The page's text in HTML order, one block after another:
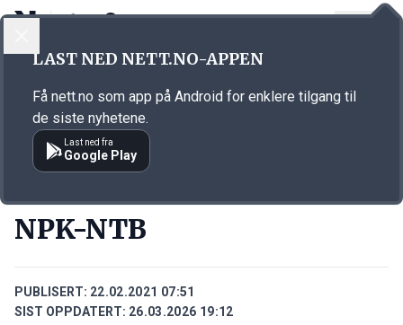
Annonsørinnhold
NPK-NTB
PUBLISERT: 22.02.2021 07:51
SIST OPPDATERT: 26.03.2026 19:12
LAST NED NETT.NO-APPEN
Få nett.no som app på Android for enklere tilgang til
de siste nyhetene.
Last ned fra
Google Play